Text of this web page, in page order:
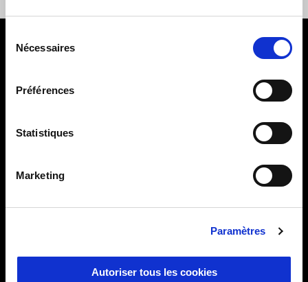
Nécessaires
Préférences
Statistiques
Marketing
Paramètres
Autoriser tous les cookies